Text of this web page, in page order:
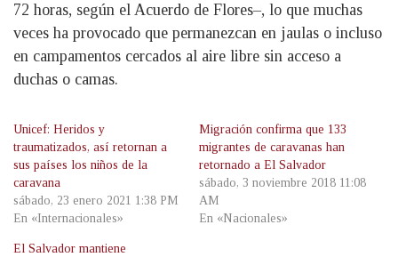
72 horas, según el Acuerdo de Flores–, lo que muchas
veces ha provocado que permanezcan en jaulas o incluso
en campamentos cercados al aire libre sin acceso a
duchas o camas.
Unicef: Heridos y
traumatizados, así retornan a
sus países los niños de la
caravana
sábado, 23 enero 2021 1:38 PM
En «Internacionales»
Migración confirma que 133
migrantes de caravanas han
retornado a El Salvador
sábado, 3 noviembre 2018 11:08
AM
En «Nacionales»
El Salvador mantiene